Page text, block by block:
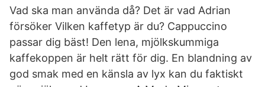
Vad ska man använda då? Det är vad Adrian
försöker Vilken kaffetyp är du? Cappuccino
passar dig bäst! Den lena, mjölkskummiga
kaffekoppen är helt rätt för dig. En blandning av
god smak med en känsla av lyx kan du faktiskt